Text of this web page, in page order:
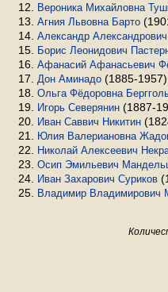
Вероника Михайловна
Агния Львовна Барто
Александр
Борис Леонидович
Афанасий Афанасьевич
Дон Аминадо (1885-1957)
Ольга Фёдоровна
Игорь Северянин (1887-
Иван Саввич Никитин
Юлия Валериановна
Николай Алексеевич
Осип Эмильевич
Иван Захарович Суриков
Владимир Владимирович